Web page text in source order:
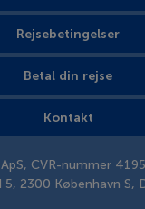
Rejsebetingelser
Betal din rejse
Kontakt
CVR-nummer
5, 2300 København S,